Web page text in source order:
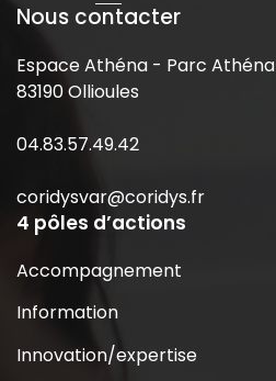
Nous contacter
Espace Athéna - Parc Athéna
83190 Ollioules
04.83.57.49.42
coridysvar@coridys.fr
4 pôles d’actions
Accompagnement
Information
Innovation/expertise